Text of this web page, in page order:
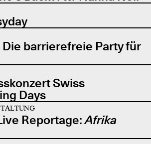
Die barrierefreie Party für
Swiss
Days
Reportage:Afrika